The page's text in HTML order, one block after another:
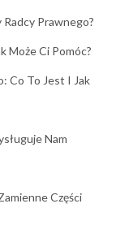
Prawnego?
Może Ci Pomóc?
Co To Jest I Jak
Nam
Części